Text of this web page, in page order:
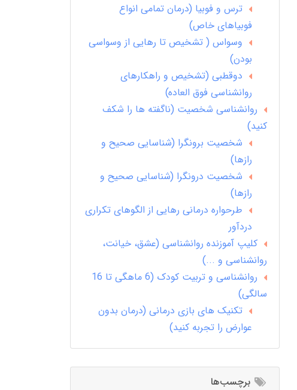
ترس و فوبیا (درمان تمامی انواع
فوبیاهای خاص)
وسواس ( تشخیص تا رهایی از وسواسی
بودن)
دوقطبی (تشخیص و راهکارهای
روانشناسی فوق العاده)
روانشناسی شخصیت (ناگفته ها را شکف
کنید)
شخصیت برونگرا (شناسایی صحیح و
رازها)
شخصیت درونگرا (شناسایی صحیح و
رازها)
طرحواره درمانی رهایی از الگوهای تکراری
دردآور
کلیپ آموزنده روانشناسی (عشق، خیانت،
روانشناسی و ...)
روانشناسی و تربیت کودک (6 ماهگی تا 16
سالگی)
تکنیک های بازی درمانی (درمان بدون
عوارض را تجربه کنید)
برچسب‌ها